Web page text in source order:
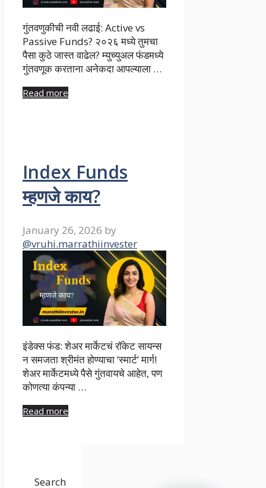
गुंतवणुकीची नवी लढाई: Active vs
Passive Funds? २०२६ मध्ये तुमचा
पैसा कुठे जास्त वाढेल? म्युच्युअल फंडमध्ये
गुंतवणूक करताना अनेकदा आपल्याला …
Read more
Index Funds
म्हणजे काय?
January 26, 2026 by
@vruhi.marrathiinvester
इंडेक्स फंड: शेअर मार्केटचं रॉकेट सायन्स
न समजता श्रीमंत होण्याचा ‘स्मार्ट’ मार्ग!
शेअर मार्केटमध्ये पैसे गुंतवायचे आहेत, पण
कोणत्या कंपन्या …
Read more
Search